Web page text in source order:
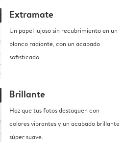
Extramate
Un papel lujoso sin recubrimiento en un
blanco radiante, con un acabado
sofisticado.
Brillante
Haz que tus fotos destaquen con
colores vibrantes y un acabado brillante
súper suave.